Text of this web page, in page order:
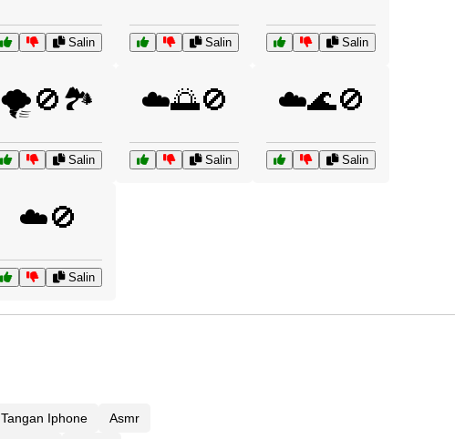
Salin Salin Salin
🌪️🚫🏞️
Salin
☁️🌅🚫
Salin
☁️🌊🚫
Salin
☁️🚫
Salin
Tangan Iphone
Asmr